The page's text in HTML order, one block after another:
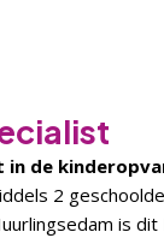
in de
2
is dit